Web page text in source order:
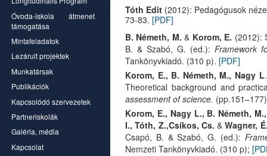
Óvoda-iskola átmenet
támogatása
Mintafeladatok
Lezárult projektek
Munkatársak
Publikációk
Kapcsolódó szervezetek
Partneriskolák
Galéria, média
Kapcsolat
Tóth Edit (2012): Pedagógusok
73-83. [PDF]
B. Németh, M. & Korom, E. (2012):
B. & Szabó, G. (ed.): Framework
Tankönyvkiadó. (310 p). [PDF]
Korom, E., B. Németh, M., Nagy L
Theoretical background and
assessment of science.
Korom, E., Nagy L., B. Németh,
I., Tóth, Z.,Csíkos, Cs. &Wagner,
Csapó, B. & Szabó, G. (ed.):
Nemzeti Tankönyvkiadó. (310 p);